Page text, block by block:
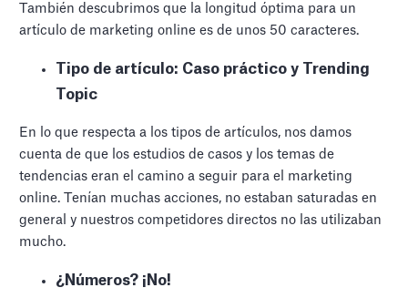
También descubrimos que la longitud óptima para un
artículo de marketing online es de unos 50 caracteres.
Tipo de artículo: Caso práctico y Trending
Topic
En lo que respecta a los tipos de artículos, nos damos
cuenta de que los estudios de casos y los temas de
tendencias eran el camino a seguir para el marketing
online. Tenían muchas acciones, no estaban saturadas en
general y nuestros competidores directos no las utilizaban
mucho.
¿Números? ¡No!